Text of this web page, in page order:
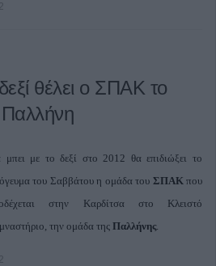
θέλει ο ΣΠΑΚ το
μπει με το δεξί στο 2012 θα επιδιώξει το
του Σαββάτου η ομάδα του ΣΠΑΚπου
στην Καρδίτσα στο Κλειστό
την ομάδα της Παλλήνης.